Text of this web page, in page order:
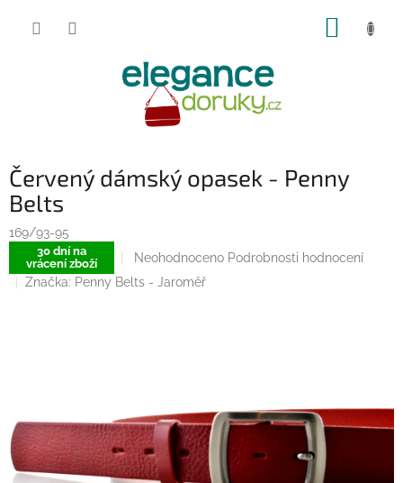
Červený dámský opasek - Penny
Belts
169/93-95
30 dní na
vrácení zboží
Průměrné
hodnocení
produktu
Neohodnoceno Podrobnosti hodnocení
Značka: Penny Belts - Jaroměř